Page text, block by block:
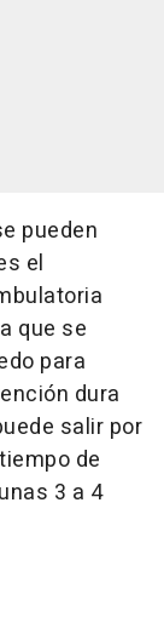
pueden
el
que se
para
dura
salir por
de
3 a 4